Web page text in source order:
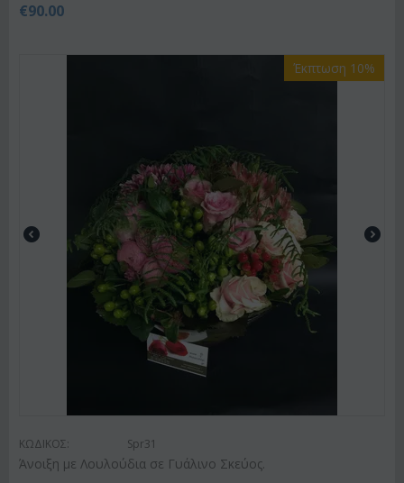
€90.00
Έκπτωση 10%
ΚΩΔΙΚΟΣ: Spr31
Άνοιξη με Λουλούδια σε Γυάλινο Σκεύος.